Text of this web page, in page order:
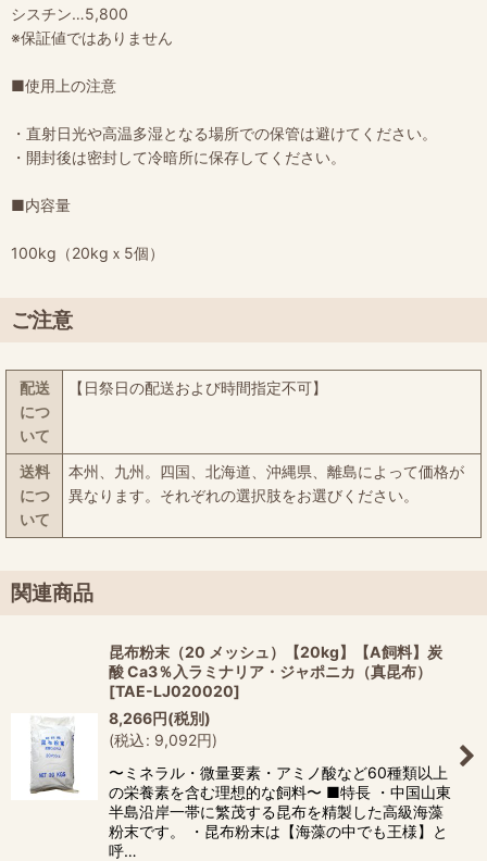
シスチン…5,800
※保証値ではありません
■使用上の注意
・直射日光や高温多湿となる場所での保管は避けてください。
・開封後は密封して冷暗所に保存してください。
■内容量
100kg（20kgｘ5個）
ご注意
配送
につ
いて
【日祭日の配送および時間指定不可】
送料
につ
いて
本州、九州。四国、北海道、沖縄県、離島によって価格が
異なります。それぞれの選択肢をお選びください。
関連商品
昆布粉末（20 メッシュ）【20kg】【A飼料】炭
酸 Ca3％入ラミナリア・ジャポニカ（真昆布）
[TAE-LJ020020]
8,266円(税別)
(税込: 9,092円)
〜ミネラル・微量要素・アミノ酸など60種類以上
の栄養素を含む理想的な飼料〜 ■特長 ・中国山東
半島沿岸一帯に繁茂する昆布を精製した高級海藻
粉末です。 ・昆布粉末は【海藻の中でも王様】と
呼…